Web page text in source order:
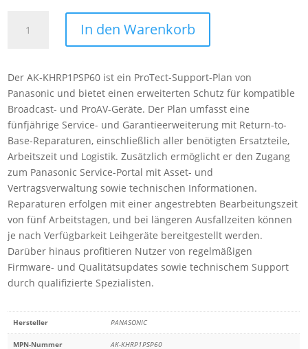
year
ProTect
plans
for
HRP1010
Menge
In den Warenkorb
Der AK-KHRP1PSP60 ist ein ProTect-Support-Plan von
Panasonic und bietet einen erweiterten Schutz für kompatible
Broadcast- und ProAV-Geräte. Der Plan umfasst eine
fünfjährige Service- und Garantieerweiterung mit Return-to-
Base-Reparaturen, einschließlich aller benötigten Ersatzteile,
Arbeitszeit und Logistik. Zusätzlich ermöglicht er den Zugang
zum Panasonic Service-Portal mit Asset- und
Vertragsverwaltung sowie technischen Informationen.
Reparaturen erfolgen mit einer angestrebten Bearbeitungszeit
von fünf Arbeitstagen, und bei längeren Ausfallzeiten können
je nach Verfügbarkeit Leihgeräte bereitgestellt werden.
Darüber hinaus profitieren Nutzer von regelmäßigen
Firmware- und Qualitätsupdates sowie technischem Support
durch qualifizierte Spezialisten.
Hersteller PANASONIC
MPN-Nummer AK-KHRP1PSP60